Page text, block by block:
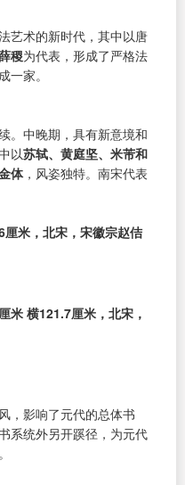
艺术的新时代，其中以唐
稷为代表，形成了严格法
一家。
。中晚期，具有新意境和
以苏轼、黄庭坚、米芾和
体，风姿独特。南宋代表
厘米，北宋，宋徽宗赵佶
米 横121.7厘米，北宋，
，影响了元代的总体书
系统外另开蹊径，为元代